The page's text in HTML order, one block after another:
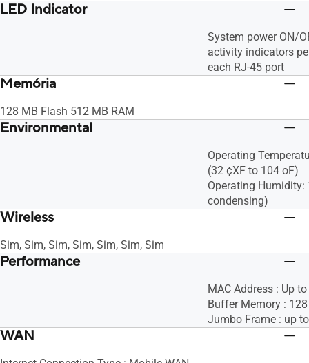
LED Indicator
System power ON/
activity indicators
each RJ-45 port
Memória
128 MB Flash 512 MB RAM
Environmental
Operating
(32 ¢XF to 104 oF)
Operating Humidity:
condensing)
Wireless
Sim, Sim, Sim, Sim, Sim, Sim, Sim
Performance
MAC Address : Up
Buffer Memory :
Jumbo Frame : up
WAN